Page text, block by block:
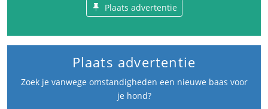
Plaats advertentie
Plaats advertentie
Zoek je vanwege omstandigheden een nieuwe baas voor
je hond?